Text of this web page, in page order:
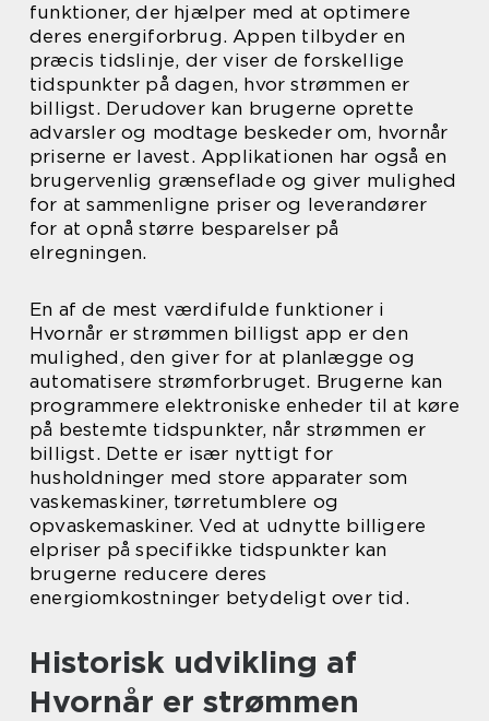
funktioner, der hjælper med at optimere
deres energiforbrug. Appen tilbyder en
præcis tidslinje, der viser de forskellige
tidspunkter på dagen, hvor strømmen er
billigst. Derudover kan brugerne oprette
advarsler og modtage beskeder om, hvornår
priserne er lavest. Applikationen har også en
brugervenlig grænseflade og giver mulighed
for at sammenligne priser og leverandører
for at opnå større besparelser på
elregningen.
En af de mest værdifulde funktioner i
Hvornår er strømmen billigst app er den
mulighed, den giver for at planlægge og
automatisere strømforbruget. Brugerne kan
programmere elektroniske enheder til at køre
på bestemte tidspunkter, når strømmen er
billigst. Dette er især nyttigt for
husholdninger med store apparater som
vaskemaskiner, tørretumblere og
opvaskemaskiner. Ved at udnytte billigere
elpriser på specifikke tidspunkter kan
brugerne reducere deres
energiomkostninger betydeligt over tid.
Historisk udvikling af
Hvornår er strømmen